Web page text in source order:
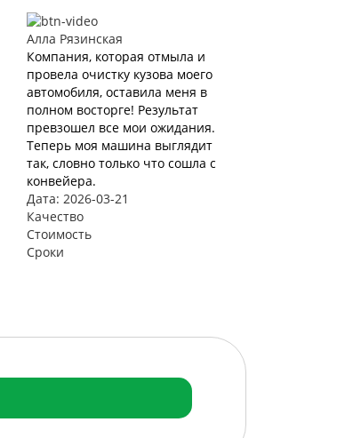
Алла Рязинская
Компания, которая отмыла и
провела очистку кузова моего
автомобиля, оставила меня в
полном восторге! Результат
превзошел все мои ожидания.
Теперь моя машина выглядит
так, словно только что сошла с
конвейера.
Дата: 2026-03-21
Качество
Стоимость
Сроки